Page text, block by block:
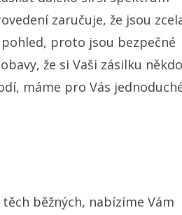
zaručuje, že jsou
proto jsou bezpečné
že si Vaši zásilku někdo
máme pro Vás
běžných, nabízíme Vám